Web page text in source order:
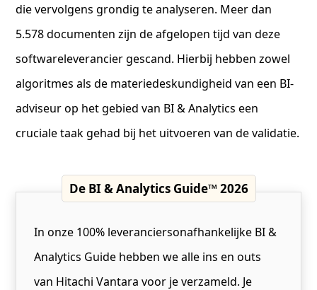
die vervolgens grondig te analyseren. Meer dan
5.578 documenten zijn de afgelopen tijd van deze
softwareleverancier gescand. Hierbij hebben zowel
algoritmes als de materiedeskundigheid van een BI-
adviseur op het gebied van BI & Analytics een
cruciale taak gehad bij het uitvoeren van de validatie.
De BI & Analytics Guide™ 2026
In onze 100% leveranciersonafhankelijke BI &
Analytics Guide hebben we alle ins en outs
van Hitachi Vantara voor je verzameld. Je